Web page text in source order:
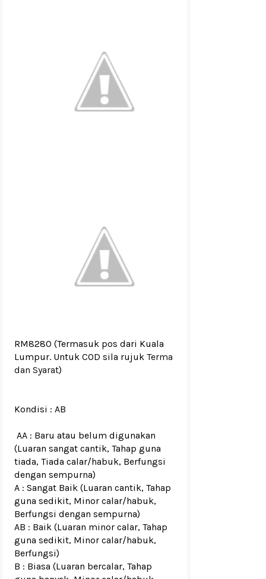
RM8280 (Termasuk pos dari Kuala
Lumpur. Untuk COD sila rujuk Terma
dan Syarat)
Kondisi : AB
AA : Baru atau belum digunakan
(Luaran sangat cantik, Tahap guna
tiada, Tiada calar/habuk, Berfungsi
dengan sempurna)
A : Sangat Baik (Luaran cantik, Tahap
guna sedikit, Minor calar/habuk,
Berfungsi dengan sempurna)
AB : Baik (Luaran minor calar, Tahap
guna sedikit, Minor calar/habuk,
Berfungsi)
B : Biasa (Luaran bercalar, Tahap